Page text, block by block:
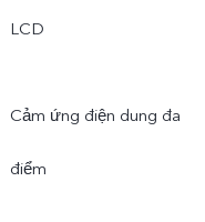
LCD
Cảm ứng điện dung đa
điểm